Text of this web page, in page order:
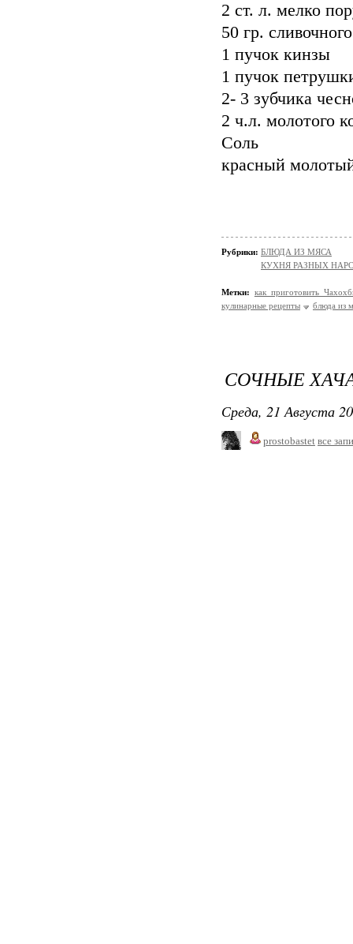
2 ст. л. мелко
50 гр.
1 пучок кинзы
1 пучок
2- 3 зубчика
2 ч.л. молотого
Соль
красный
Рубрики: БЛЮДА ИЗ МЯСА
КУХНЯ РАЗНЫХ
Метки: как приготовить
кулинарные рецепты
блюда из
СОЧНЫЕ
Среда, 21 Августа
prostobastet все